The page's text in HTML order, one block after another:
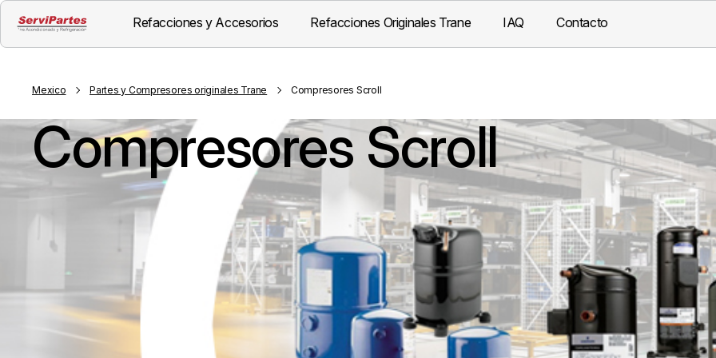
Refacciones y Accesorios Refacciones Originales Trane IAQ Contacto
Mexico Partes y Compresores originales Trane Compresores Scroll
Compresores Scroll